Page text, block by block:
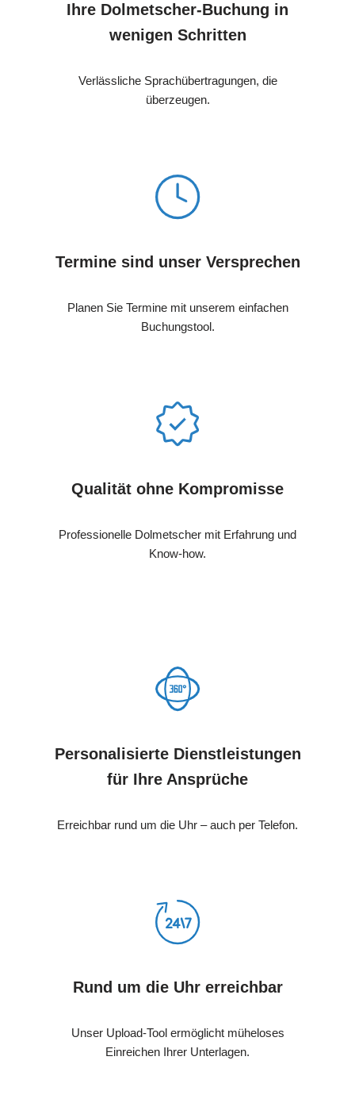
Ihre Dolmetscher-Buchung in
wenigen Schritten
Verlässliche Sprachübertragungen, die
überzeugen.
Termine sind unser Versprechen
Planen Sie Termine mit unserem einfachen
Buchungstool.
Qualität ohne Kompromisse
Professionelle Dolmetscher mit Erfahrung und
Know-how.
Personalisierte Dienstleistungen
für Ihre Ansprüche
Erreichbar rund um die Uhr – auch per Telefon.
Rund um die Uhr erreichbar
Unser Upload-Tool ermöglicht müheloses
Einreichen Ihrer Unterlagen.